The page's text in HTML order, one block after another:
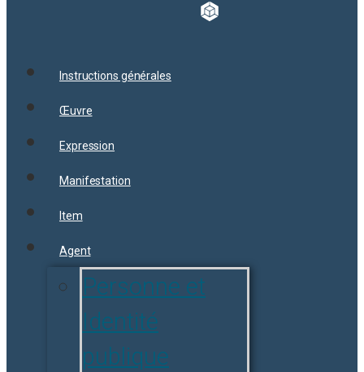
Instructions générales
Œuvre
Expression
Manifestation
Item
Agent
Personne et
Identité
publique